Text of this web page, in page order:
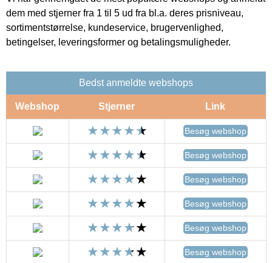
dem med stjerner fra 1 til 5 ud fra bl.a. deres prisniveau,
sortimentstørrelse, kundeservice, brugervenlighed,
betingelser, leveringsformer og betalingsmuligheder.
Bedst anmeldte webshops
Webshop Stjerner Link
Besøg webshop
Besøg webshop
Besøg webshop
Besøg webshop
Besøg webshop
Besøg webshop